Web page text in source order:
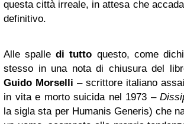
questa città irreale, in attesa che
definitivo.
Alle spalledi tutto questo, come
stesso in una nota di chiusura del
Guido Morselli – scrittore italiano
in vita e morto suicida nel 1973 –
la sigla sta per Humanis Generis) che